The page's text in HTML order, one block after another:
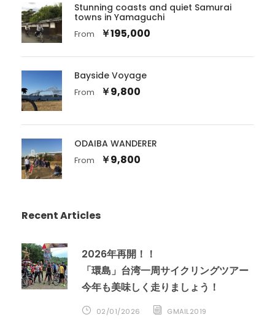
Stunning coasts and quiet Samurai
towns in Yamaguchi
From ￥195,000
Bayside Voyage
From ￥9,800
ODAIBA WANDERER
From ￥9,800
Recent Articles
2026年再開！！
「環島」台湾一周サイクリングツアー
今年も美味しく走りましょう！
02/01/2026 GMAIL2019